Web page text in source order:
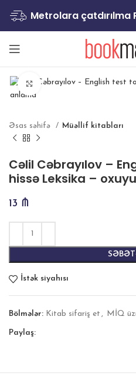
Metrolara çatdırılma
Böyütmək
Əsas səhifə Müəllif kitabları
Cəlil Cəbrayılov –
hissə Leksika –
13 ₼
İstək siyahısı
Bölmələr: Kitab sifariş et , MİQ
Paylaş: